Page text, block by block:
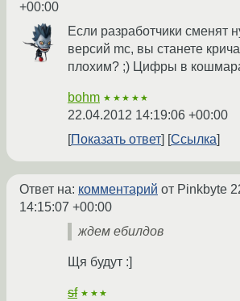
+00:00
Если разработчики сменят
версий mc, вы станете
плохим? ;) Цифры в
bohm ★★★★★
22.04.2012 14:19:06 +00:00
Показать ответ
Ссылка
Ответ на: комментарий от Pinkbyte
14:15:07 +00:00
ждем ебилдов
Щя будут :]
sf ★★★